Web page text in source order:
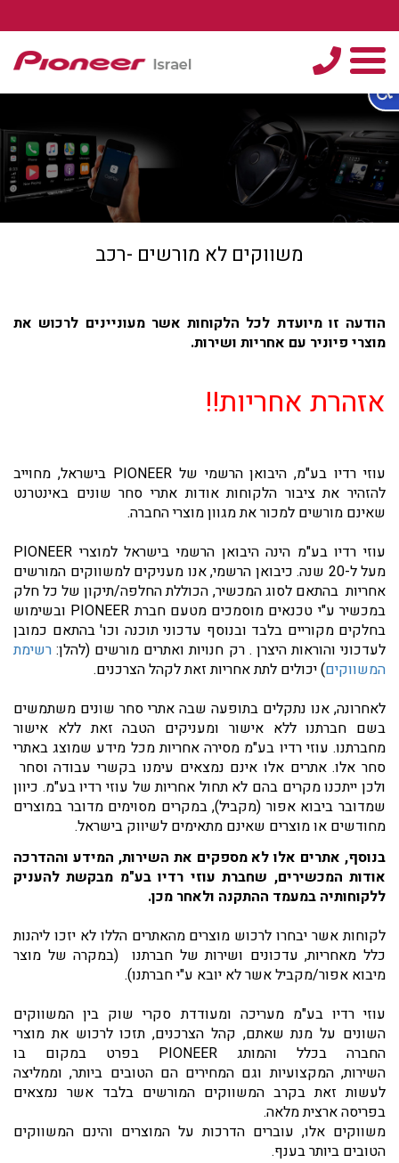
תפריט
משווקים לא מורשים -רכב
הודעה זו מיועדת לכל הלקוחות אשר מעוניינים לרכוש את
מוצרי פיוניר עם אחריות ושירות.
אזהרת אחריות!!
עוזי רדיו בע"מ, היבואן הרשמי של PIONEER בישראל, מחוייב
להזהיר את ציבור הלקוחות אודות אתרי סחר שונים באינטרנט
שאינם מורשים למכור את מגוון מוצרי החברה.
עוזי רדיו בע"מ הינה היבואן הרשמי בישראל למוצרי PIONEER
מעל ל-20 שנה. כיבואן הרשמי, אנו מעניקים למשווקים המורשים
אחריות בהתאם לסוג המכשיר, הכוללת החלפה/תיקון של כל חלק
במכשיר ע"י טכנאים מוסמכים מטעם חברת PIONEER ובשימוש
בחלקים מקוריים בלבד ובנוסף עדכוני תוכנה וכו' בהתאם כמובן
לעדכוני והוראות היצרן . רק חנויות ואתרים מורשים (להלן: רשימת
המשווקים) יכולים לתת אחריות זאת לקהל הצרכנים.
לאחרונה, אנו נתקלים בתופעה שבה אתרי סחר שונים משתמשים
בשם חברתנו ללא אישור ומעניקים הטבה זאת ללא אישור
מחברתנו. עוזי רדיו בע"מ מסירה אחריות מכל מידע שמוצג באתרי
סחר אלו. אתרים אלו אינם נמצאים עימנו בקשרי עבודה וסחר
ולכן ייתכנו מקרים בהם לא תחול אחריות של עוזי רדיו בע"מ. כיוון
שמדובר ביבוא אפור (מקביל), במקרים מסוימים מדובר במוצרים
מחודשים או מוצרים שאינם מתאימים לשיווק בישראל.
בנוסף, אתרים אלו לא מספקים את השירות, המידע וההדרכה
אודות המכשירים, שחברת עוזי רדיו בע"מ מבקשת להעניק
ללקוחותיה במעמד ההתקנה ולאחר מכן.
לקוחות אשר יבחרו לרכוש מוצרים מהאתרים הללו לא יזכו ליהנות
כלל מאחריות, עדכונים ושירות של חברתנו (במקרה של מוצר
מיבוא אפור/מקביל אשר לא יובא ע"י חברתנו).
עוזי רדיו בע"מ מעריכה ומעודדת סקרי שוק בין המשווקים
השונים על מנת שאתם, קהל הצרכנים, תזכו לרכוש את מוצרי
החברה בכלל והמותג PIONEER בפרט במקום בו
השירות,המקצועיות וגם המחירים הם הטובים ביותר, וממליצה
לעשות זאת בקרב המשווקים המורשים בלבד אשר נמצאים
בפריסה ארצית מלאה.
משווקים אלו, עוברים הדרכות על המוצרים והינם המשווקים
הטובים ביותר בענף.